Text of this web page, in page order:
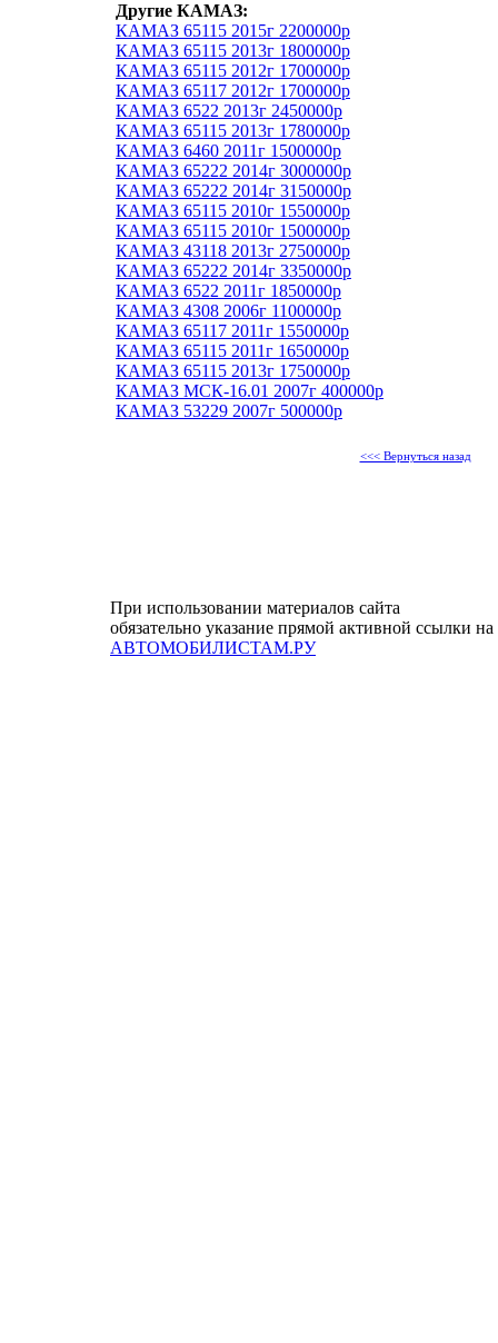
Другие КАМАЗ:
КАМАЗ 65115 2015г 2200000р
КАМАЗ 65115 2013г 1800000р
КАМАЗ 65115 2012г 1700000р
КАМАЗ 65117 2012г 1700000р
КАМАЗ 6522 2013г 2450000р
КАМАЗ 65115 2013г 1780000р
КАМАЗ 6460 2011г 1500000р
КАМАЗ 65222 2014г 3000000р
КАМАЗ 65222 2014г 3150000р
КАМАЗ 65115 2010г 1550000р
КАМАЗ 65115 2010г 1500000р
КАМАЗ 43118 2013г 2750000р
КАМАЗ 65222 2014г 3350000р
КАМАЗ 6522 2011г 1850000р
КАМАЗ 4308 2006г 1100000р
КАМАЗ 65117 2011г 1550000р
КАМАЗ 65115 2011г 1650000р
КАМАЗ 65115 2013г 1750000р
КАМАЗ МСК-16.01 2007г 400000р
КАМАЗ 53229 2007г 500000р
<<< Вернуться назад
При использовании материалов сайта
обязательно указание прямой активной ссылки на
АВТОМОБИЛИСТАМ.РУ